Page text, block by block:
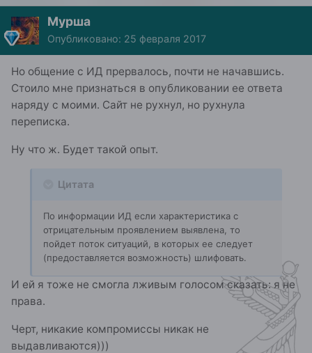
Мурша
Опубликовано: 25 февраля 2017
Но общение с ИД прервалось, почти не начавшись.
Стоило мне признаться в опубликовании ее ответа
наряду с моими. Сайт не рухнул, но рухнула
переписка.
Ну что ж. Будет такой опыт.
Цитата
По информации ИД если характеристика с
отрицательным проявлением выявлена, то
пойдет поток ситуаций, в которых ее следует
(предоставляется возможность) шлифовать.
И ей я тоже не смогла лживым голосом сказать: я не
права.
Черт, никакие компромиссы никак не
выдавливаются)))